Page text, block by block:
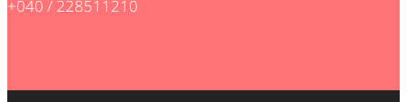
+040 / 228511210